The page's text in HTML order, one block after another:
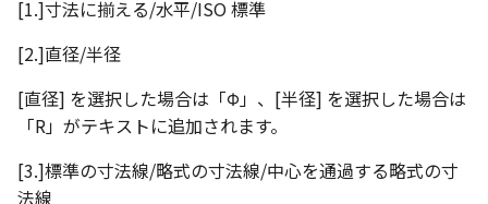
[1.]寸法に揃える/水平/ISO 標準
[2.]直径/半径
[直径] を選択した場合は「Φ」、[半径] を選択した場合は
「R」がテキストに追加されます。
[3.]標準の寸法線/略式の寸法線/中心を通過する略式の寸
法線